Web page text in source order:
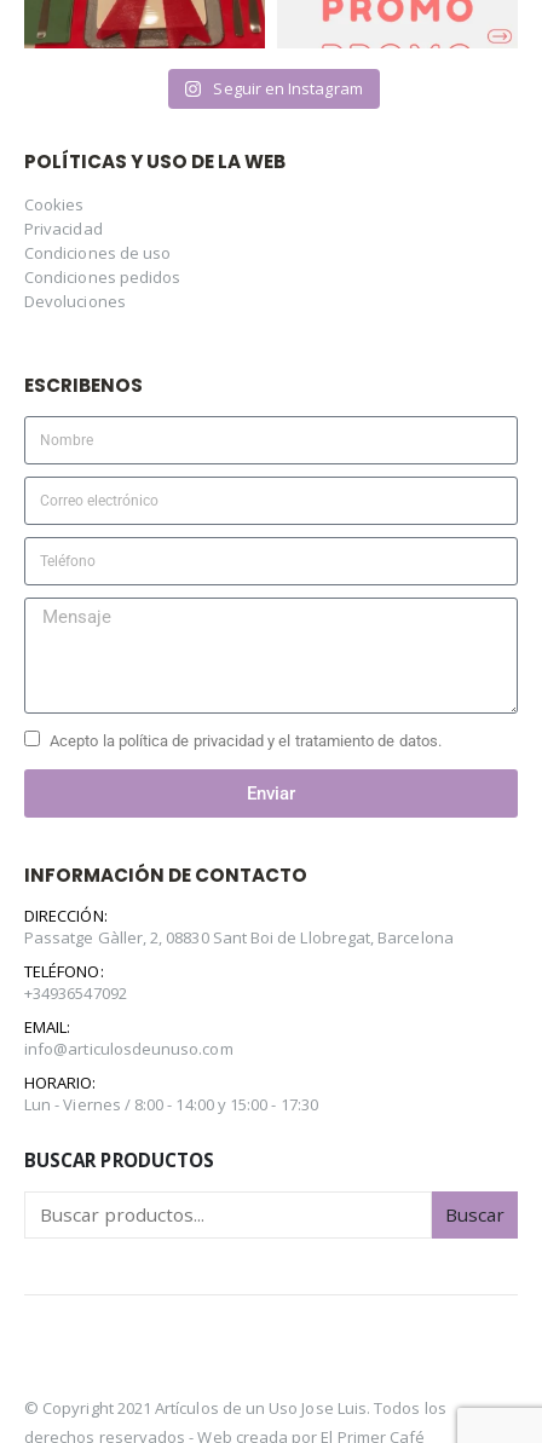
Seguir en Instagram
POLÍTICAS Y USO DE LA WEB
Cookies
Privacidad
Condiciones de uso
Condiciones pedidos
Devoluciones
ESCRIBENOS
Acepto la política de privacidad y el tratamiento de datos.
Enviar
INFORMACIÓN DE CONTACTO
DIRECCIÓN:
Passatge Gàller, 2, 08830 Sant Boi de Llobregat, Barcelona
TELÉFONO:
+34936547092
EMAIL:
info@articulosdeunuso.com
HORARIO:
Lun - Viernes / 8:00 - 14:00 y 15:00 - 17:30
BUSCAR PRODUCTOS
Buscar
© Copyright 2021 Artículos de un Uso Jose Luis. Todos los
derechos reservados -Web creada por El Primer Café